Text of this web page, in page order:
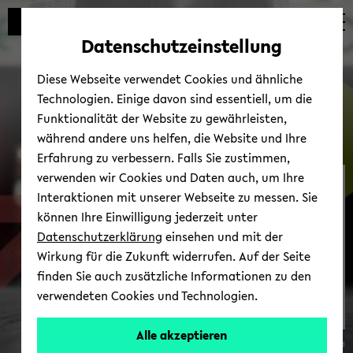
Automatische
vermeiden
zum
wechseln
zum
wechseln
zum
wechseln
Bar­rie­re­frei­heit – LA2 - Be­
ru­fungs­por­tal
© Uni­ver­si­tät Bie­le­feld
Datenschutzeinstellung
Diese Webseite verwendet Cookies und ähnliche
Technologien. Einige davon sind essentiell, um die
Funktionalität der Website zu gewährleisten,
während andere uns helfen, die Website und Ihre
Erfahrung zu verbessern. Falls Sie zustimmen,
verwenden wir Cookies und Daten auch, um Ihre
Interaktionen mit unserer Webseite zu messen. Sie
können Ihre Einwilligung jederzeit unter
Datenschutzerklärung einsehen und mit der
Wirkung für die Zukunft widerrufen. Auf der Seite
finden Sie auch zusätzliche Informationen zu den
verwendeten Cookies und Technologien.
Alle akzeptieren